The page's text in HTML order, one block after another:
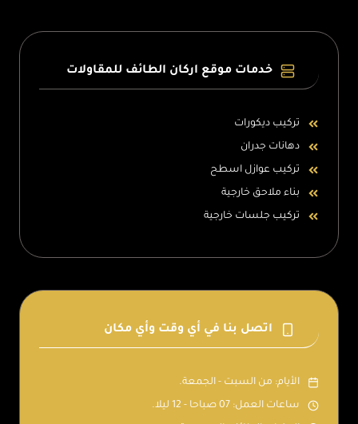
خدمات موقع اركان الطائف للمقاولات
تركيب ديكورات
دهانات جدران
تركيب عوازل اسطح
بناء ملاحق خارجية
تركيب جلسات خارجية
اتصل بنا في أي وقت وأي مكان
الأيام: من السبت - الجمعة.
ساعات العمل: 07 صباحا - 12 ليلا.